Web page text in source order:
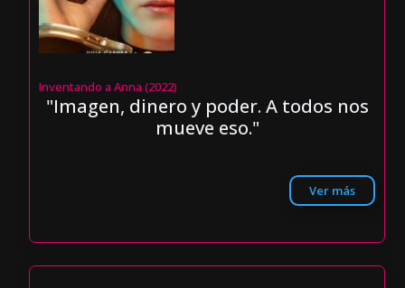
Inventando a Anna (2022)
"Imagen, dinero y poder. A todos nos
mueve eso."
Ver más